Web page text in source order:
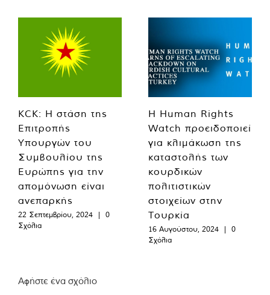
KCK: Η στάση της
Επιτροπής
Υπουργών του
Συμβουλίου της
Ευρώπης για την
απομόνωση είναι
ανεπαρκής
22 Σεπτεμβρίου, 2024 |
0
Σχόλια
Η Human Rights
Watch προειδοποιεί
για κλιμάκωση της
καταστολής των
κουρδικών
πολιτιστικών
στοιχείων στην
Τουρκία
16 Αυγούστου, 2024 |
0
Σχόλια
Αφήστε ένα σχόλιο